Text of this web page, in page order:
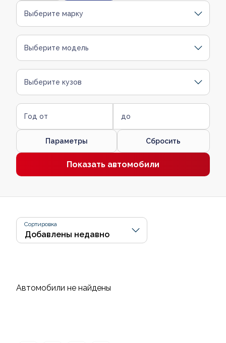
Выберите марку
Выберите модель
Выберите кузов
Год от до
Параметры Сбросить
Показать автомобили
Сортировка
Автомобили не найдены